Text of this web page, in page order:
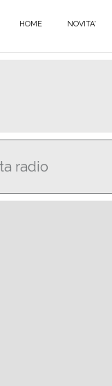
HOME NOVITA'
radio